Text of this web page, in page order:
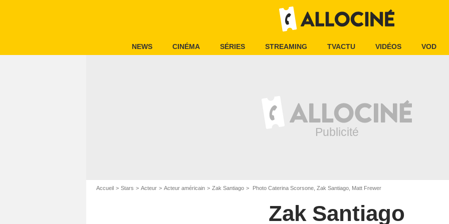
NEWS CINÉMA SÉRIES STREAMING TVACTU VIDÉOS VOD
Accueil Stars Acteur Acteur américain Zak Santiago Photo Caterina Scorsone, Zak Santiago, Matt Frewer
Zak Santiago